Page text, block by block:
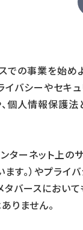
での事業を始め
イバシーやセキ
個人情報保護法
ターネット上の
ます。）やプラ
タバースにおい
りません。